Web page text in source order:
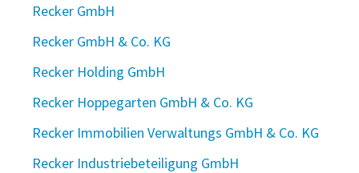
Recker GmbH
Recker GmbH & Co. KG
Recker Holding GmbH
Recker Hoppegarten GmbH & Co. KG
Recker Immobilien Verwaltungs GmbH & Co. KG
Recker Industriebeteiligung GmbH